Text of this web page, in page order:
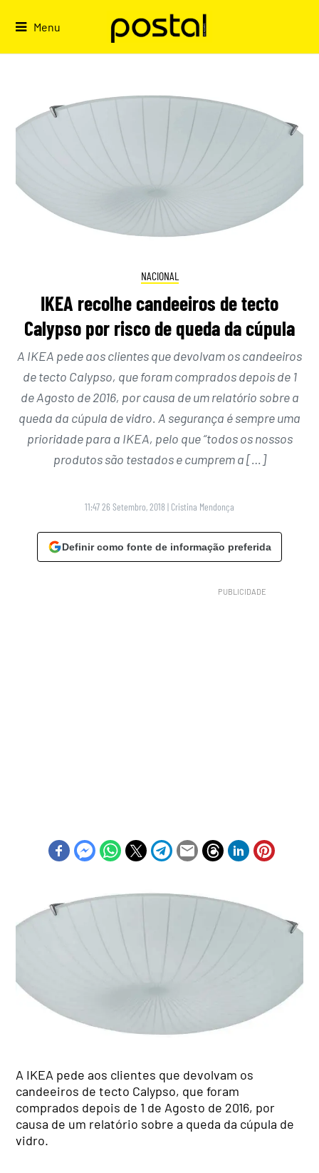
Menu
NACIONAL
IKEA recolhe candeeiros de tecto
Calypso por risco de queda da cúpula
A IKEA pede aos clientes que devolvam os candeeiros
de tecto Calypso, que foram comprados depois de 1
de Agosto de 2016, por causa de um relatório sobre a
queda da cúpula de vidro. A segurança é sempre uma
prioridade para a IKEA, pelo que “todos os nossos
produtos são testados e cumprem a […]
11:47 26 Setembro, 2018 | Cristina Mendonça
Definir como fonte de informação preferida
A IKEA pede aos clientes que devolvam os
candeeiros de tecto Calypso, que foram
comprados depois de 1 de Agosto de 2016, por
causa de um relatório sobre a queda da cúpula de
vidro.